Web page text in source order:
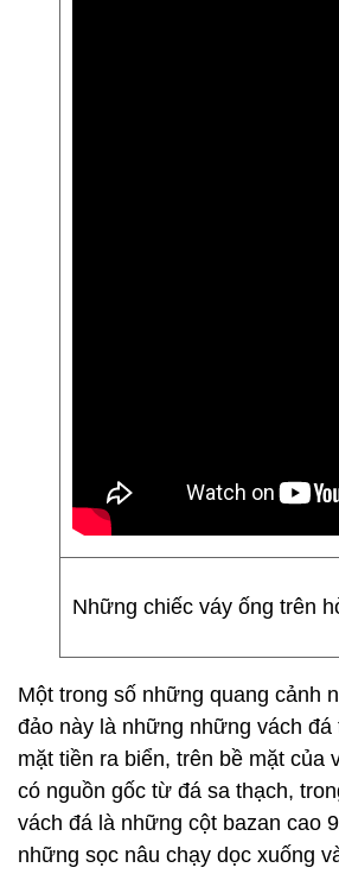
Những chiếc váy ống trên
Một trong số những quang cảnh
đảo này là những những vách
mặt tiền ra biển, trên bề mặt của
có nguồn gốc từ đá sa thạch,
vách đá là những cột bazan cao
những sọc nâu chạy dọc xuống